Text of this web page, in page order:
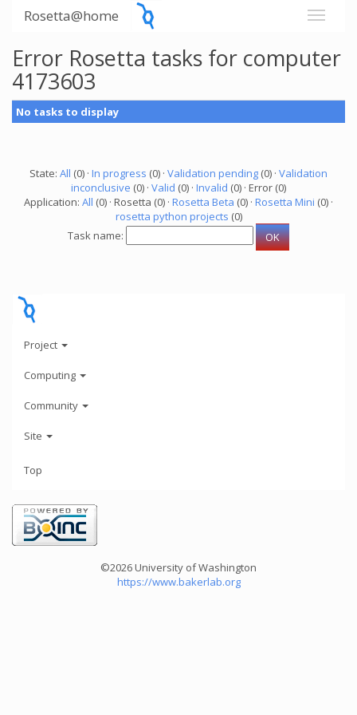
Rosetta@home
Error Rosetta tasks for computer
4173603
No tasks to display
State: All (0) · In progress (0) · Validation pending (0) · Validation
inconclusive (0) · Valid (0) · Invalid (0) · Error (0)
Application: All (0) · Rosetta (0) · Rosetta Beta (0) · Rosetta Mini (0) ·
rosetta python projects (0)
Task name:
Project
Computing
Community
Site
Top
©2026 University of Washington
https://www.bakerlab.org